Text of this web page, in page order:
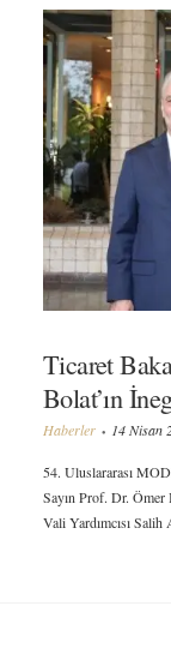
Ticaret
Bolat’ın
Haberler 14 Nisan
54. Uluslararası
Sayın Prof. Dr.
Vali Yardımcısı